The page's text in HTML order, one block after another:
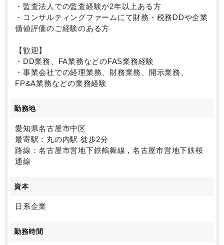
・監査法人での監査経験が2年以上ある方
・コンサルティングファームにて財務・税務DDや企業
価値評価のご経験のある方
【歓迎】
・DD業務、FA業務などのFAS業務経験
・事業会社での経理業務、財務業務、開示業務、
FP&A業務などの業務経験
勤務地
愛知県名古屋市中区
最寄駅：丸の内駅 徒歩2分
路線：名古屋市営地下鉄鶴舞線 , 名古屋市営地下鉄桜
通線
資本
日系企業
勤務時間